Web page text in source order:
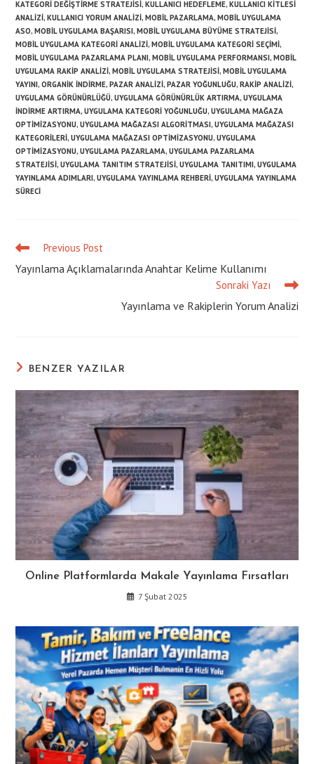
KATEGORI DEĞIŞTIRME STRATEJISI, KULLANICI HEDEFLEME, KULLANICI KITLESI
ANALIZI, KULLANICI YORUM ANALIZI, MOBIL PAZARLAMA, MOBIL UYGULAMA
ASO, MOBIL UYGULAMA BAŞARISI, MOBIL UYGULAMA BÜYÜME STRATEJISI,
MOBIL UYGULAMA KATEGORI ANALIZI, MOBIL UYGULAMA KATEGORI SEÇIMI,
MOBIL UYGULAMA PAZARLAMA PLANI, MOBIL UYGULAMA PERFORMANSI, MOBIL
UYGULAMA RAKIP ANALIZI, MOBIL UYGULAMA STRATEJISI, MOBIL UYGULAMA
YAYINI, ORGANIK INDIRME, PAZAR ANALIZI, PAZAR YOĞUNLUĞU, RAKIP ANALIZI,
UYGULAMA GÖRÜNÜRLÜĞÜ, UYGULAMA GÖRÜNÜRLÜK ARTIRMA, UYGULAMA
INDIRME ARTIRMA, UYGULAMA KATEGORI YOĞUNLUĞU, UYGULAMA MAĞAZA
OPTIMIZASYONU, UYGULAMA MAĞAZASI ALGORITMASI, UYGULAMA MAĞAZASI
KATEGORILERI, UYGULAMA MAĞAZASI OPTIMIZASYONU, UYGULAMA
OPTIMIZASYONU, UYGULAMA PAZARLAMA, UYGULAMA PAZARLAMA
STRATEJISI, UYGULAMA TANITIM STRATEJISI, UYGULAMA TANITIMI, UYGULAMA
YAYINLAMA ADIMLARI, UYGULAMA YAYINLAMA REHBERI, UYGULAMA YAYINLAMA
SÜRECI
Read
articles
Previous Post
Yayınlama Açıklamalarında Anahtar Kelime Kullanımı
Sonraki Yazı
Yayınlama ve Rakiplerin Yorum Analizi
BENZER YAZILAR
Online Platformlarda Makale Yayınlama Fırsatları
7 Şubat 2025